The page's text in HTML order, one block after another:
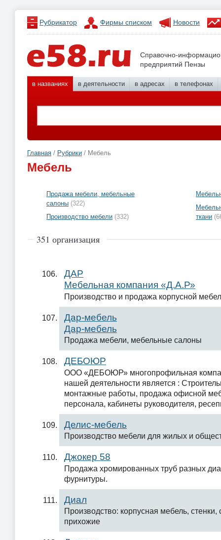
Рубрикатор Фирмы списком Новости
Справочно-
предприятий Пензы
в названиях в деятельности в адресах в телефонах
Главная / Рубрики / Мебель
Мебель
Продажа мебели, мебельные
салоны (322)
Производство мебели (332)
ткани
351 организация
ДАР
Мебельная компания «Д.А.Р»
Производство и продажа корпусной
Дар-мебель
Дар-мебель
Продажа мебели, мебельные салоны
ДЕБОЮР
ООО «ДЕБОЮР» многопрофильная
нашей деятельности является :
монтажные работы, продажа офисной
персонала, кабинеты руководителя,
Делис-мебель
Производство мебели для жилых и
Джокер 58
Продажа хромированных труб разных
фурнитуры.
Диал
Производство: корпусная мебель, стенки,
прихожие